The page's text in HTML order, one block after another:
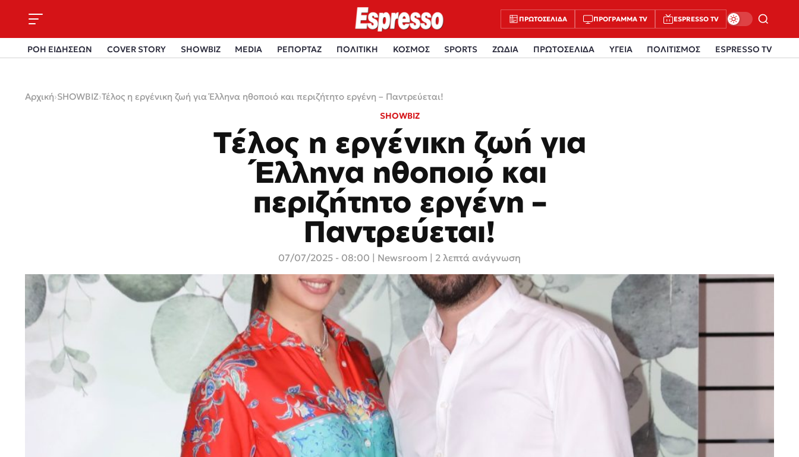
ΠΡΩΤΟΣΈΛΙΔΑ ΠΡΌΓΡΑΜΜΑ TV ESPRESSO TV
ΡΟΗ ΕΙΔΗΣΕΩΝ COVER STORY SHOWBIZ MEDIA ΡΕΠΟΡΤΑΖ ΠΟΛΙΤΙΚΗ ΚΟΣΜΟΣ SPORTS ΖΩΔΙΑ ΠΡΩΤΟΣΕΛΙΔΑ ΥΓΕΙΑ ΠΟΛΙΤΙΣΜΟΣ ESPRESSO TV
Αρχική›SHOWBIZ›Τέλος η εργένικη ζωή για Έλληνα ηθοποιό και περιζήτητο εργένη – Παντρεύεται!
SHOWBIZ
Τέλος η εργένικη ζωή για
Έλληνα ηθοποιό και
περιζήτητο εργένη –
Παντρεύεται!
07/07/2025 - 08:00 Newsroom | 2 λεπτά ανάγνωση